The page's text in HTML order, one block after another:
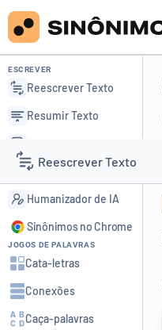
Reescrever Texto
Resumir Texto
Corrigir Texto
Detector de IA
ESCREVER
Reescrever Texto
Resumir Texto
Detector de IA
Humanizador de IA
Sinônimos no Chrome
JOGOS DE PALAVRAS
Cata-letras
Conexões
Caça-palavras